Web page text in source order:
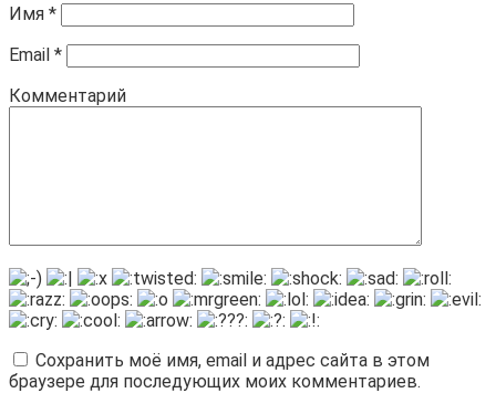
Имя *
Email *
Комментарий
Сохранить моё имя, email и адрес сайта в этом
браузере для последующих моих комментариев.